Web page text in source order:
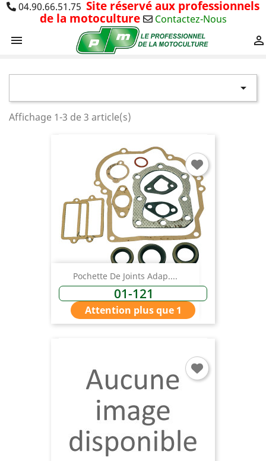
04.90.66.51.75 Site réservé aux professionnels
de la motoculture
Contactez-Nous
 

Affichage 1-3 de 3 article(s)
Pochette De Joints Adap....
01-121
Attention plus que 1
Connexion
You need to be logged in to save products in your